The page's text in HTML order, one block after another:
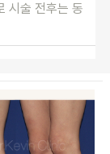
시술 전후는 동